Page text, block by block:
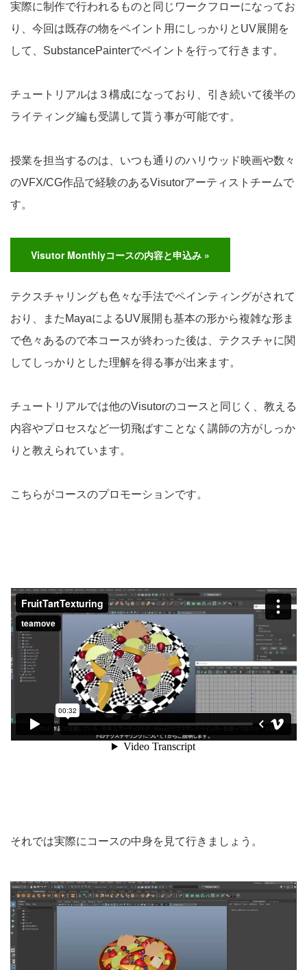
実際に制作で行われるものと同じワークフローになってお
り、今回は既存の物をペイント用にしっかりとUV展開を
して、SubstancePainterでペイントを行って行きます。
チュートリアルは３構成になっており、引き続いて後半の
ライティング編も受講して貰う事が可能です。
授業を担当するのは、いつも通りのハリウッド映画や数々
のVFX/CG作品で経験のあるVisutorアーティストチームで
す。
Visutor Monthlyコースの内容と申込み »
テクスチャリングも色々な手法でペインティングがされて
おり、またMayaによるUV展開も基本の形から複雑な形ま
で色々あるので本コースが終わった後は、テクスチャに関
してしっかりとした理解を得る事が出来ます。
チュートリアルでは他のVisutorのコースと同じく、教える
内容やプロセスなど一切飛ばすことなく講師の方がしっか
りと教えられています。
こちらがコースのプロモーションです。
それでは実際にコースの中身を見て行きましょう。